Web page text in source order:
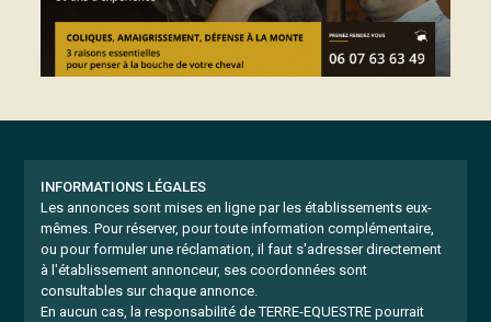
INFORMATIONS LÉGALES
Les annonces sont mises en ligne par les établissements eux-
mêmes. Pour réserver, pour toute information complémentaire,
ou pour formuler une réclamation, il faut s'adresser directement
à l'établissement annonceur, ses coordonnées sont
consultables sur chaque annonce.
En aucun cas, la responsabilité de TERRE-EQUESTRE pourrait